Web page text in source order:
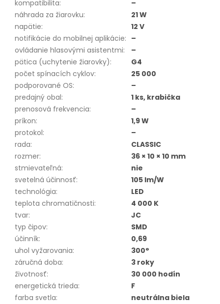
kompatibilita:
–
náhrada za žiarovku:
21 W
napätie:
12 V
notifikácie do mobilnej aplikácie: –
ovládanie hlasovými asistentmi:
–
pätica (uchytenie žiarovky):
G4
počet spínacích cyklov:
25 000
podporované OS:
–
predajný obal:
1 ks, krabička
prenosová frekvencia:
–
príkon:
1,9 W
protokol:
–
rada:
CLASSIC
rozmer:
36 × 10 × 10 mm
stmievateľná:
nie
svetelná účinnosť:
105 lm/W
technológia:
LED
teplota chromatičnosti:
4 000 K
tvar:
JC
typ čipov:
SMD
účinník:
0,69
uhol vyžarovania:
300°
záručná doba:
3 roky
životnosť:
30 000 hodín
energetická trieda:
F
farba svetla:
neutrálna biela